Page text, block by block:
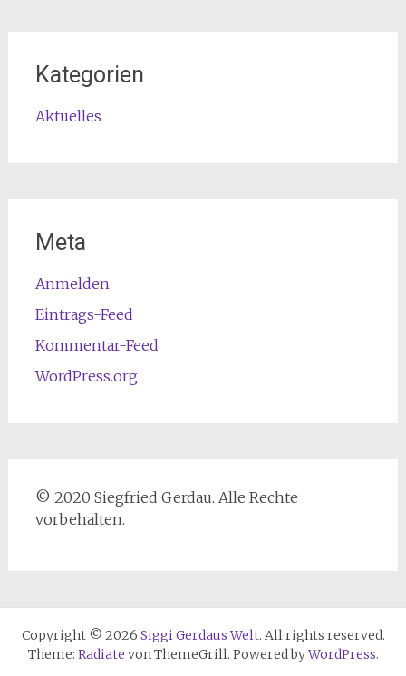
Kategorien
Aktuelles
Meta
Anmelden
Eintrags-Feed
Kommentar-Feed
WordPress.org
© 2020 Siegfried Gerdau. Alle Rechte
vorbehalten.
Copyright © 2026 Siggi Gerdaus Welt. All rights reserved.
Theme: Radiate von ThemeGrill. Powered byWordPress.